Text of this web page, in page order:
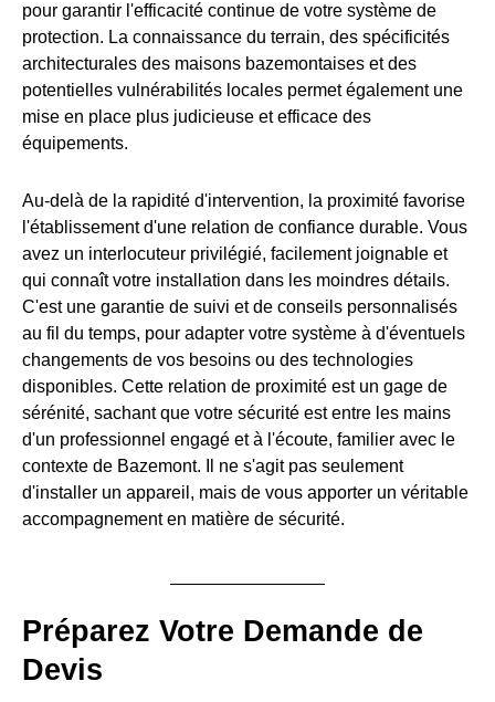
pour garantir l'efficacité continue de votre système de
protection. La connaissance du terrain, des spécificités
architecturales des maisons bazemontaises et des
potentielles vulnérabilités locales permet également une
mise en place plus judicieuse et efficace des
équipements.
Au-delà de la rapidité d'intervention, la proximité favorise
l'établissement d'une relation de confiance durable. Vous
avez un interlocuteur privilégié, facilement joignable et
qui connaît votre installation dans les moindres détails.
C'est une garantie de suivi et de conseils personnalisés
au fil du temps, pour adapter votre système à d'éventuels
changements de vos besoins ou des technologies
disponibles. Cette relation de proximité est un gage de
sérénité, sachant que votre sécurité est entre les mains
d'un professionnel engagé et à l'écoute, familier avec le
contexte de Bazemont. Il ne s'agit pas seulement
d'installer un appareil, mais de vous apporter un véritable
accompagnement en matière de sécurité.
Préparez Votre Demande de
Devis